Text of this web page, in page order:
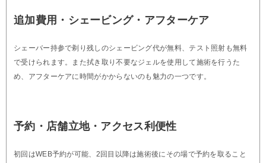
追加費用・シェービング・アフターケア
シェーバー持参で剃り残しのシェービング代が無料、テスト照射も無料
で受けられます。また拭き取り不要なジェルを使用して施術を行うた
め、アフターケアに時間がかからないのも魅力の一つです。
予約・店舗立地・アクセス利便性
初回はWEB予約が可能、2回目以降は施術後にその場で予約を取ること